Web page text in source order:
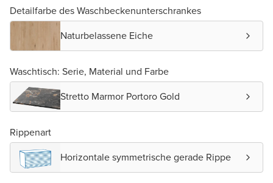
Detailfarbe des Waschbeckenunterschrankes
Naturbelassene Eiche
Waschtisch: Serie, Material und Farbe
Stretto Marmor Portoro Gold
Rippenart
Horizontale symmetrische gerade Rippe